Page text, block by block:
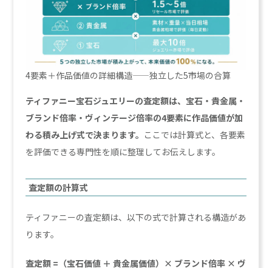
4要素＋作品価値の詳細構造——独立した5市場の合算
ティファニー宝石ジュエリーの査定額は、宝石・貴金属・
ブランド倍率・ヴィンテージ倍率の4要素に作品価値が加
わる積み上げ式で決まります。 ここでは計算式と、各要素
を評価できる専門性を順に整理してお伝えします。
査定額の計算式
ティファニーの査定額は、以下の式で計算される構造があ
ります。
査定額 =（宝石価値 ＋ 貴金属価値）× ブランド倍率 × ヴ